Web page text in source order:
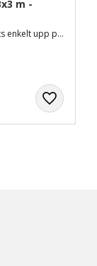
m -
Inga trösklar eller lösa delar - Sätts enkelt upp på några minuter